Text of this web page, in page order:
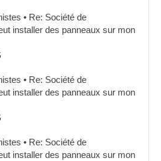
• Re: Société de
installer des panneaux sur mon
• Re: Société de
installer des panneaux sur mon
• Re: Société de
installer des panneaux sur mon